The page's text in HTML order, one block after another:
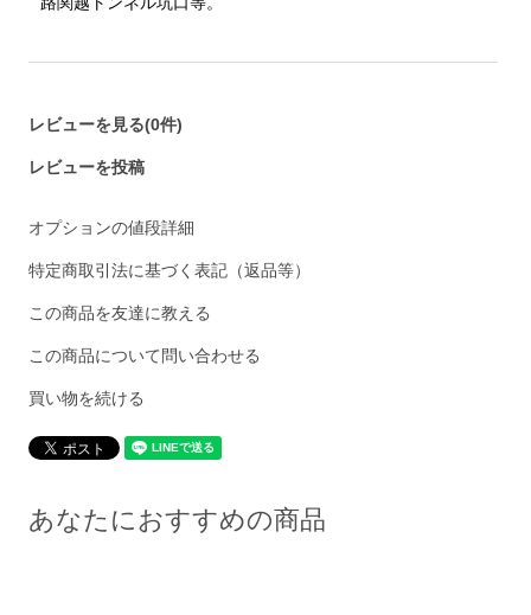
レビューを見る(0件)
レビューを投稿
オプションの値段詳細
特定商取引法に基づく表記（返品等）
この商品を友達に教える
この商品について問い合わせる
買い物を続ける
あなたにおすすめの商品